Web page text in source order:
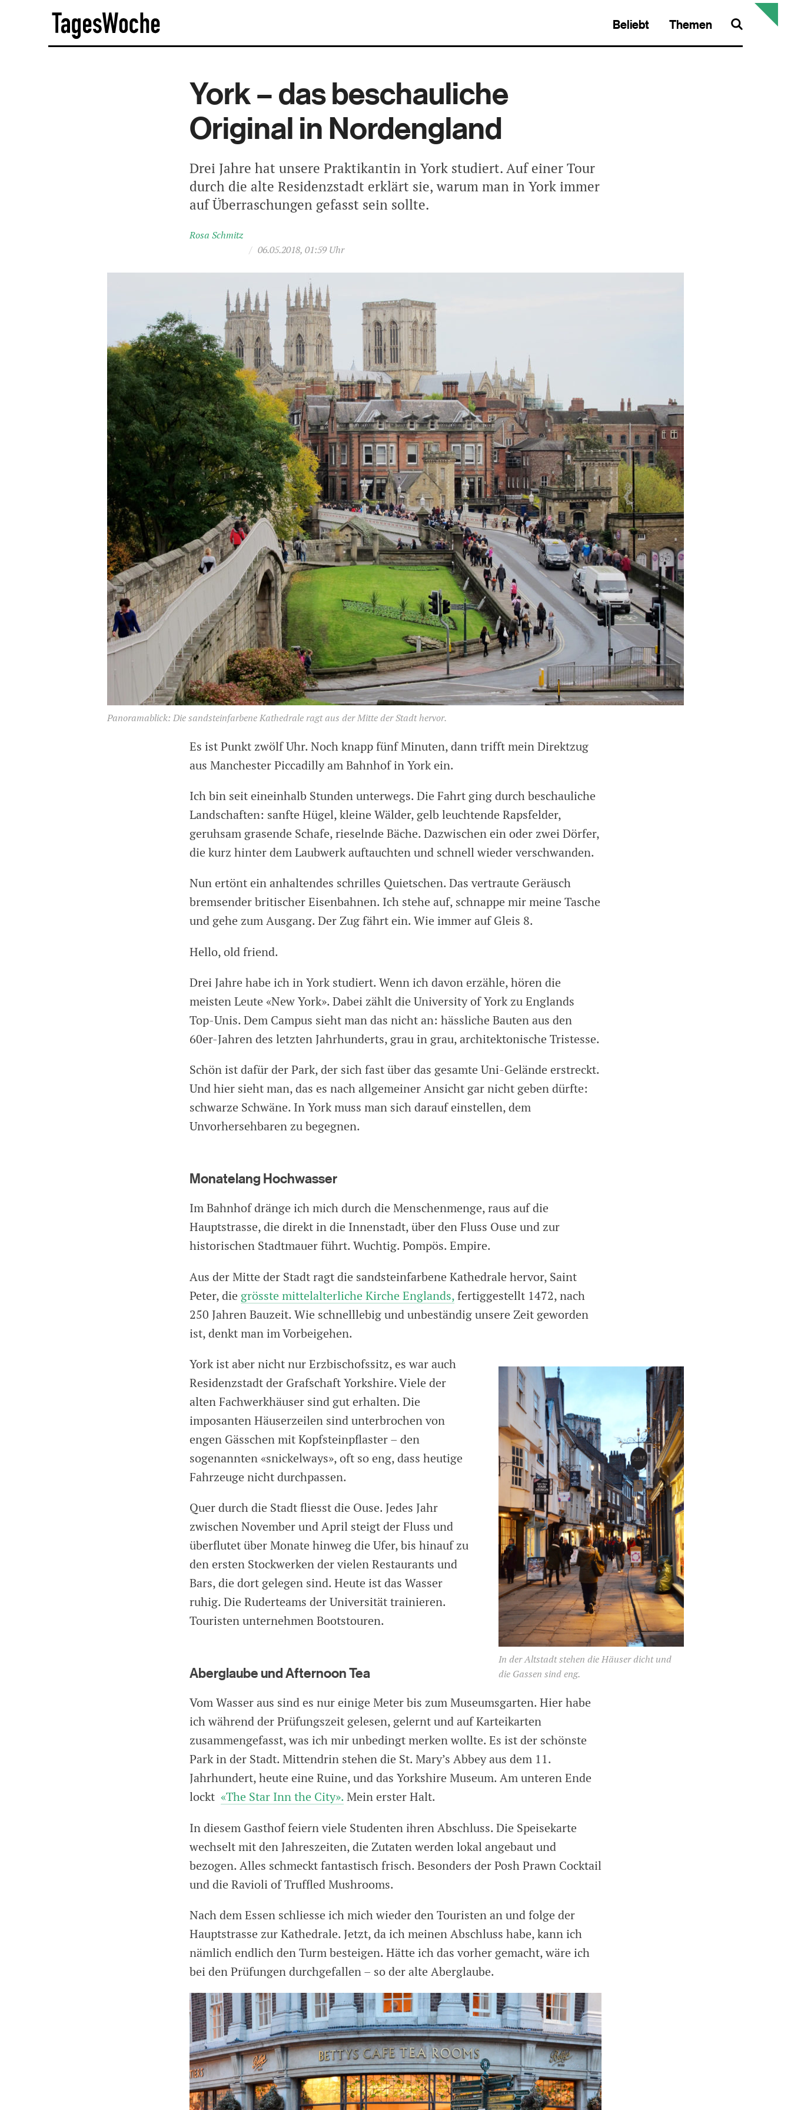
Beliebt Themen
York – das beschauliche
Original in Nordengland
Drei Jahre hat unsere Praktikantin in York studiert. Auf einer Tour
durch die alte Residenzstadt erklärt sie, warum man in York immer
auf Überraschungen gefasst sein sollte.
Rosa Schmitz
/ 06.05.2018, 01:59 Uhr
Panoramablick: Die sandsteinfarbene Kathedrale ragt aus der Mitte der Stadt hervor.
Es ist Punkt zwölf Uhr. Noch knapp fünf Minuten, dann trifft mein Direktzug
aus Manchester Piccadilly am Bahnhof in York ein.
Ich bin seit eineinhalb Stunden unterwegs. Die Fahrt ging durch beschauliche
Landschaften: sanfte Hügel, kleine Wälder, gelb leuchtende Rapsfelder,
geruhsam grasende Schafe, rieselnde Bäche. Dazwischen ein oder zwei Dörfer,
die kurz hinter dem Laubwerk auftauchten und schnell wieder verschwanden.
Nun ertönt ein anhaltendes schrilles Quietschen. Das vertraute Geräusch
bremsender britischer Eisenbahnen. Ich stehe auf, schnappe mir meine Tasche
und gehe zum Ausgang. Der Zug fährt ein. Wie immer auf Gleis 8.
Hello, old friend.
Drei Jahre habe ich in York studiert. Wenn ich davon erzähle, hören die
meisten Leute «New York». Dabei zählt die University of York zu Englands
Top-Unis. Dem Campus sieht man das nicht an: hässliche Bauten aus den
60er-Jahren des letzten Jahrhunderts, grau in grau, architektonische Tristesse.
Schön ist dafür der Park, der sich fast über das gesamte Uni-Gelände erstreckt.
Und hier sieht man, das es nach allgemeiner Ansicht gar nicht geben dürfte:
schwarze Schwäne. In York muss man sich darauf einstellen, dem
Unvorhersehbaren zu begegnen.
Monatelang Hochwasser
Im Bahnhof dränge ich mich durch die Menschenmenge, raus auf die
Hauptstrasse, die direkt in die Innenstadt, über den Fluss Ouse und zur
historischen Stadtmauer führt. Wuchtig. Pompös. Empire.
Aus der Mitte der Stadt ragt die sandsteinfarbene Kathedrale hervor, Saint
Peter, die grösste mittelalterliche Kirche Englands,fertiggestellt 1472, nach
250 Jahren Bauzeit. Wie schnelllebig und unbeständig unsere Zeit geworden
ist, denkt man im Vorbeigehen.
In der Altstadt stehen die Häuser dicht und
die Gassen sind eng.
York ist aber nicht nur Erzbischofssitz, es war auch
Residenzstadt der Grafschaft Yorkshire. Viele der
alten Fachwerkhäuser sind gut erhalten. Die
imposanten Häuserzeilen sind unterbrochen von
engen Gässchen mit Kopfsteinpflaster – den
sogenannten «snickelways», oft so eng, dass heutige
Fahrzeuge nicht durchpassen.
Quer durch die Stadt fliesst die Ouse. Jedes Jahr
zwischen November und April steigt der Fluss und
überflutet über Monate hinweg die Ufer, bis hinauf zu
den ersten Stockwerken der vielen Restaurants und
Bars, die dort gelegen sind. Heute ist das Wasser
ruhig. Die Ruderteams der Universität trainieren.
Touristen unternehmen Bootstouren.
Aberglaube und Afternoon Tea
Vom Wasser aus sind es nur einige Meter bis zum Museumsgarten. Hier habe
ich während der Prüfungszeit gelesen, gelernt und auf Karteikarten
zusammengefasst, was ich mir unbedingt merken wollte. Es ist der schönste
Park in der Stadt. Mittendrin stehen die St. Mary’s Abbey aus dem 11.
Jahrhundert, heute eine Ruine, und das Yorkshire Museum. Am unteren Ende
lockt «The Star Inn the City».Mein erster Halt.
In diesem Gasthof feiern viele Studenten ihren Abschluss. Die Speisekarte
wechselt mit den Jahreszeiten, die Zutaten werden lokal angebaut und
bezogen. Alles schmeckt fantastisch frisch. Besonders der Posh Prawn Cocktail
und die Ravioli of Truffled Mushrooms.
Nach dem Essen schliesse ich mich wieder den Touristen an und folge der
Hauptstrasse zur Kathedrale. Jetzt, da ich meinen Abschluss habe, kann ich
nämlich endlich den Turm besteigen. Hätte ich das vorher gemacht, wäre ich
bei den Prüfungen durchgefallen – so der alte Aberglaube.